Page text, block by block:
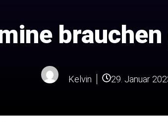
Kelvin 29. Januar